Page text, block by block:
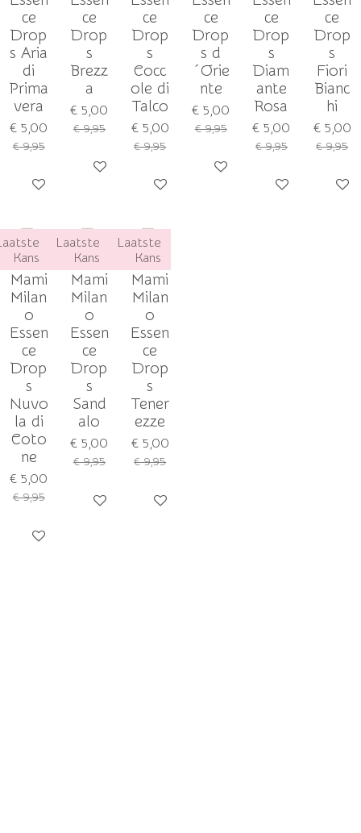
ce
Drop
s Aria
di
Prima
vera
€ 5,00
€ 9,95
Houd mij op de hoogte
ce
Drop
s
Brezz
a
€ 5,00
€ 9,95
Houd mij op de hoogte
ce
Drop
s
Cocc
ole di
Talco
€ 5,00
€ 9,95
Houd mij op de hoogte
ce
Drop
s d
´Orie
nte
€ 5,00
€ 9,95
Houd mij op de hoogte
ce
Drop
s
Diam
ante
Rosa
€ 5,00
€ 9,95
Houd mij op de
ce
Drop
s
Fiori
Bianc
hi
€ 5,00
€ 9,95
Houd
Kans
Mami
Milan
o
Essen
ce
Drop
s
Nuvo
la di
Coto
ne
€ 5,00
€ 9,95
Houd mij op de hoogte
Laatste
Kans
Mami
Milan
o
Essen
ce
Drop
s
Sand
alo
€ 5,00
€ 9,95
Houd mij op de hoogte
Laatste
Kans
Mami
Milan
o
Essen
ce
Drop
s
Tener
ezze
€ 5,00
€ 9,95
Houd mij op de hoogte